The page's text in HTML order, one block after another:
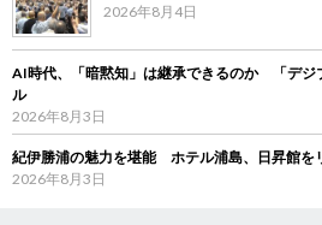
2026年8月4日
AI時代、「暗黙知」は継承できるのか 「デジ
ル
2026年8月3日
紀伊勝浦の魅力を堪能 ホテル浦島、日昇館を
2026年8月3日